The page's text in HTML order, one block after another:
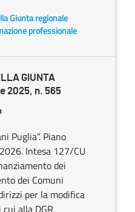
Giunta regionale
professionale
GIUNTA
2025, n. 565
Puglia”. Piano
Intesa 127/CU
dei
dei Comuni
per la modifica
alla DGR